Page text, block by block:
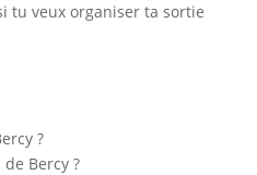
tu veux organiser ta sortie
?
Bercy ?